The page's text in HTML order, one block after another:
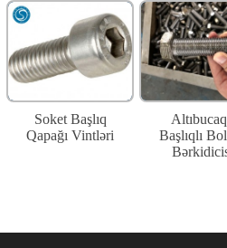
Soket Başlıq
Qapağı Vintləri
Başlıqlı